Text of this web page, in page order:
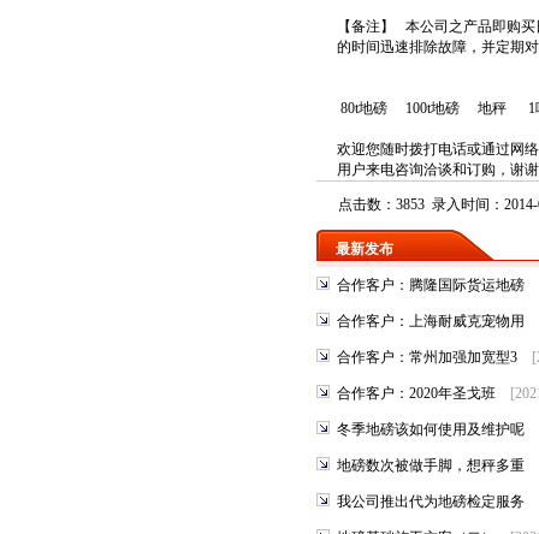
【备注】 本公司之产品即购
的时间迅速排除故障，并定期
80t地磅 100t地磅 地秤
欢迎您随时拨打电话或通过网
用户来电咨询洽谈和订购，谢
点击数：3853 录入时间：
最新发布
合作客户：腾隆国际货运地磅
合作客户：上海耐威克宠物用
合作客户：常州加强加宽型3
合作客户：2020年圣戈班
冬季地磅该如何使用及维护呢
地磅数次被做手脚，想秤多重
我公司推出代为地磅检定服务